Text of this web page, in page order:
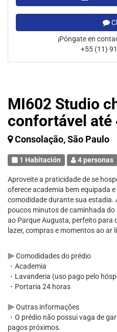
MI602 Studio
confortável até
Consolação, São Paulo
1 Habitación 4 personas
Aproveite a praticidade de se
oferece academia bem equipada
comodidade durante sua estadia.
poucos minutos de caminhada
ao Parque Augusta, perfeito para
lazer, compras e momentos ao ar
⫸ Comodidades do prédio
・Academia
・Lavanderia (uso pago pelo
・Portaria 24 horas
⫸ Outras informações
・O prédio não possui vaga de
pagos próximos.
¡Póngate en
+55 (11)